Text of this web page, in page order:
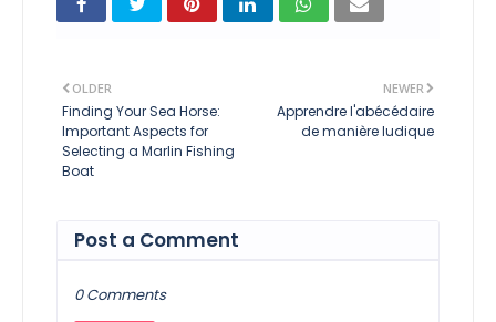
NEWER
Apprendre l'abécédaire
de manière ludique
OLDER
Finding Your Sea Horse:
Important Aspects for
Selecting a Marlin Fishing
Boat
Post a Comment
0 Comments